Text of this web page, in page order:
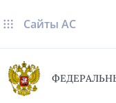
Сайты AC